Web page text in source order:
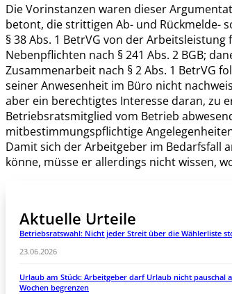
Die Vorinstanzen waren dieser
betont, die strittigen Ab- und Rückmelde-
§ 38 Abs. 1 BetrVG von der
Nebenpflichten nach § 241 Abs. 2 BGB;
Zusammenarbeit nach § 2 Abs. 1 BetrVG
seiner Anwesenheit im Büro nicht
aber ein berechtigtes Interesse daran, zu
Betriebsratsmitglied vom Betrieb
mitbestimmungspflichtige
Damit sich der Arbeitgeber im Bedarfsfall
könne, müsse er allerdings nicht wissen,
Aktuelle Urteile
Betriebsratswahl: Nicht jeder Streit über die Wählerliste
23.06.2026
Urlaub am Stück: Arbeitgeber darf Urlaub nicht pauschal
Wochen begrenzen